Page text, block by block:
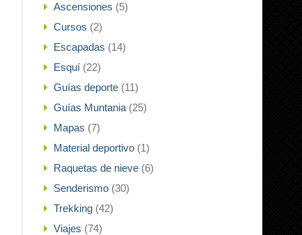
Ascensiones (5)
Cursos (2)
Escapadas (14)
Esquí (22)
Guías deporte (11)
Guías Muntania (25)
Mapas (7)
Material deportivo (1)
Raquetas de nieve (6)
Senderismo (30)
Trekking (42)
Viajes (74)